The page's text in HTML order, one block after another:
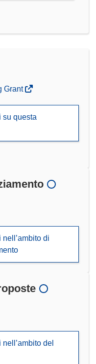
Grant
su questa
di
del